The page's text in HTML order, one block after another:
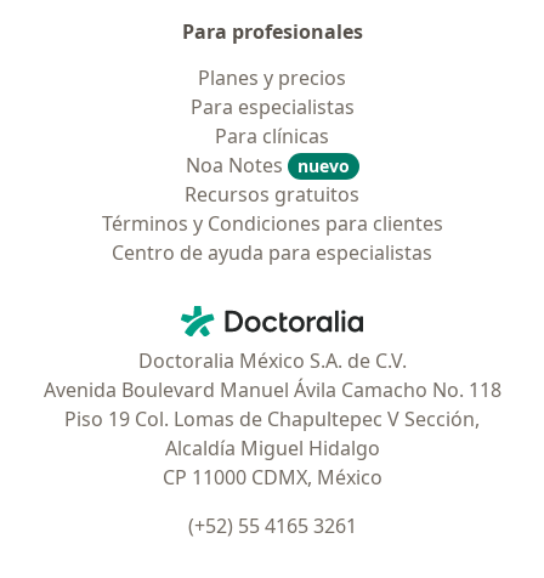
Para profesionales
Planes y precios
Para especialistas
Para clínicas
Noa Notes
nuevo
Recursos gratuitos
Términos y Condiciones para clientes
Centro de ayuda para especialistas
Doctoralia - Página de inicio
Doctoralia México S.A. de C.V.
Avenida Boulevard Manuel Ávila Camacho No. 118
Piso 19 Col. Lomas de Chapultepec V Sección,
Alcaldía Miguel Hidalgo
CP 11000 CDMX, México
(+52) 55 4165 3261